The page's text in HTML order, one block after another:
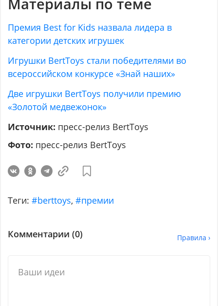
Премия Best for Kids назвала лидера в
категории детских игрушек
Игрушки BertToys стали победителями во
всероссийском конкурсе «Знай наших»
Две игрушки BertToys получили премию
«Золотой медвежонок»
Источник: пресс-релиз BertToys
Фото: пресс-релиз BertToys
Теги: #berttoys,#премии
Комментарии (0) Правила ›